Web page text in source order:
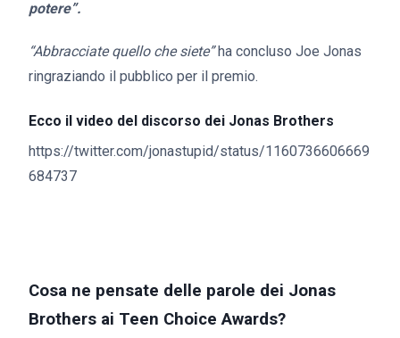
potere”.
“Abbracciate quello che siete”ha concluso Joe Jonas
ringraziando il pubblico per il premio.
Ecco il video del discorso dei Jonas Brothers
https://twitter.com/jonastupid/status/1160736606669
684737
Cosa ne pensate delle parole dei Jonas
Brothers ai Teen Choice Awards?